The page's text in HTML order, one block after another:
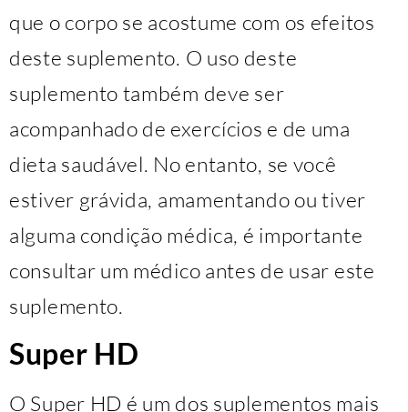
que o corpo se acostume com os efeitos
deste suplemento. O uso deste
suplemento também deve ser
acompanhado de exercícios e de uma
dieta saudável. No entanto, se você
estiver grávida, amamentando ou tiver
alguma condição médica, é importante
consultar um médico antes de usar este
suplemento.
Super HD
O Super HD é um dos suplementos mais